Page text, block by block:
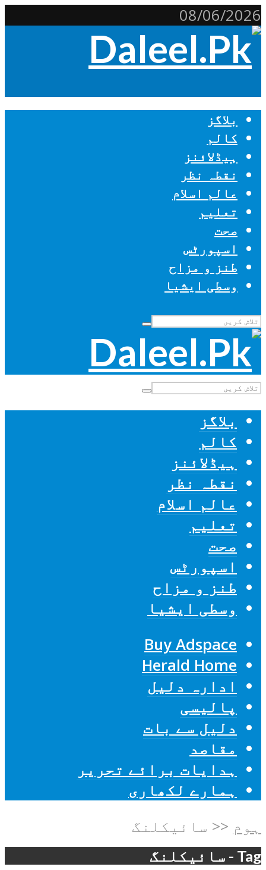
08/06/2026
بلاگز
کالم
ہیڈلائنز
نقطہ نظر
عالم اسلام
تعلیم
صحت
اسپورٹس
طنز و مزاح
وسطی ایشیا
بلاگز
کالم
ہیڈلائنز
نقطہ نظر
عالم اسلام
تعلیم
صحت
اسپورٹس
طنز و مزاح
وسطی ایشیا
Buy Adspace
Herald Home
ادارہ دلیل
پالیسی
دلیل سے بات
مقاصد
ہدایات برائے تحریر
ہمارے لکھاری
ہوم << سائیکلنگ
Tag - سائیکلنگ